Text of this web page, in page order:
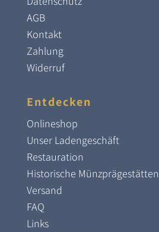
AGB
Kontakt
Zahlung
Widerruf
Entdecken
Onlineshop
Unser Ladengeschäft
Restauration
Historische Münzprägestätten
Versand
FAQ
Links